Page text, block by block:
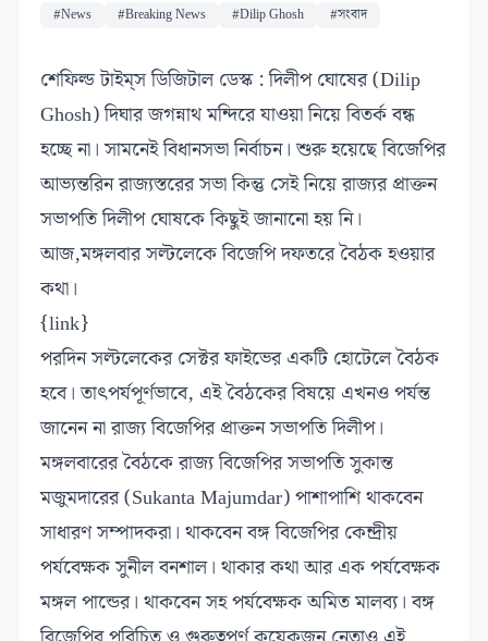
#News #Breaking News #Dilip Ghosh #সংবাদ
শেফিল্ড টাইম্‌স ডিজিটাল ডেস্ক : দিলীপ ঘোষের (Dilip
Ghosh) দিঘার জগন্নাথ মন্দিরে যাওয়া নিয়ে বিতর্ক বন্ধ
হচ্ছে না। সামনেই বিধানসভা নির্বাচন। শুরু হয়েছে বিজেপির
আভ্যন্তরিন রাজ্যস্তরের সভা কিন্তু সেই নিয়ে রাজ্যর প্রাক্তন
সভাপতি দিলীপ ঘোষকে কিছুই জানানো হয় নি।
আজ,মঙ্গলবার সল্টলেকে বিজেপি দফতরে বৈঠক হওয়ার
কথা।
{link}
পরদিন সল্টলেকের সেক্টর ফাইভের একটি হোটেলে বৈঠক
হবে। তাৎপর্যপূর্ণভাবে, এই বৈঠকের বিষয়ে এখনও পর্যন্ত
জানেন না রাজ্য বিজেপির প্রাক্তন সভাপতি দিলীপ।
মঙ্গলবারের বৈঠকে রাজ্য বিজেপির সভাপতি সুকান্ত
মজুমদারের (Sukanta Majumdar) পাশাপাশি থাকবেন
সাধারণ সম্পাদকরা। থাকবেন বঙ্গ বিজেপির কেন্দ্রীয়
পর্যবেক্ষক সুনীল বনশাল। থাকার কথা আর এক পর্যবেক্ষক
মঙ্গল পান্ডের। থাকবেন সহ পর্যবেক্ষক অমিত মালব্য। বঙ্গ